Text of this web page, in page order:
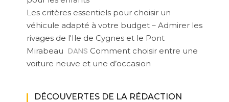
Les critères essentiels pour choisir un
véhicule adapté à votre budget – Admirer les
rivages de l'Ile de Cygnes et le Pont
Mirabeau DANS Comment choisir entre une
voiture neuve et une d’occasion
DÉCOUVERTES DE LA RÉDACTION